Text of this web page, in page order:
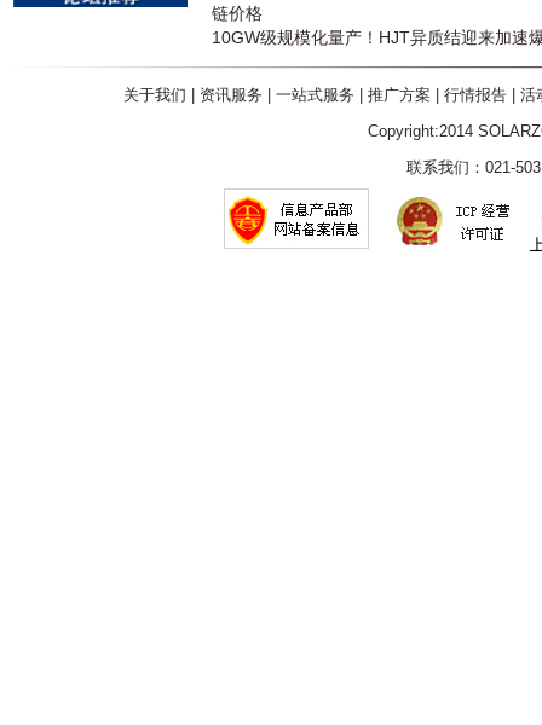
链价格
10GW级规模化量产！HJT异质结迎来加速
关于我们 资讯服务 一站式服务 推广方案 行情报告| 活
Copyright:2014
联系我们：021-